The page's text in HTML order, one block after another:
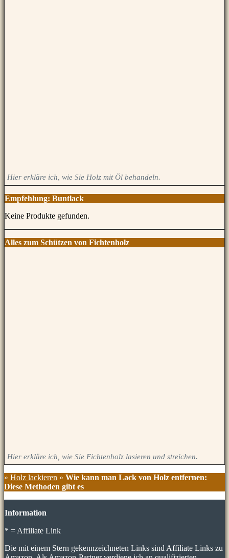
Hier erkläre ich, wie Sie Holz mit Öl behandeln.
Empfehlung: Buntlack
Keine Produkte gefunden.
Alles zum Schützen von Fichtenholz
Hier erkläre ich, wie Sie Fichtenholz lasieren und streichen.
» Holz lackieren » Wie kann man Lack von Holz entfernen:
Diese Methoden gibt es
Information
* = Affiliate Link
Die mit einem Stern gekennzeichneten Links sind Affiliate Links zu